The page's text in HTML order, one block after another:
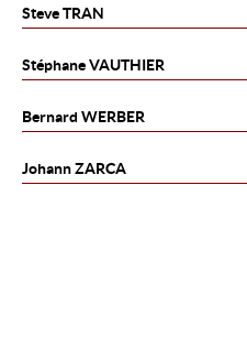
SteveTRAN
StéphaneVAUTHIER
Bernard WERBER
JohannZARCA